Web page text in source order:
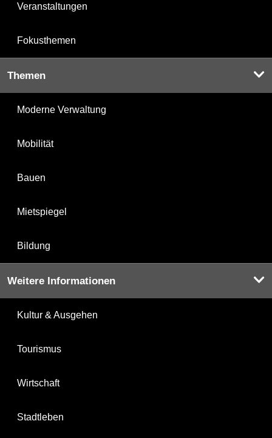
Veranstaltungen
Fokusthemen
Themen
Moderne Verwaltung
Mobilität
Bauen
Mietspiegel
Bildung
Weitere Informationen
Kultur & Ausgehen
Tourismus
Wirtschaft
Stadtleben